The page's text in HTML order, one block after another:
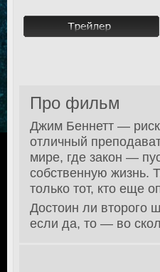
Про фильм
Джим Беннетт —
отличный
мире, где закон —
собственную жизнь.
только тот, кто еще
Достоин ли второго
если да, то — во